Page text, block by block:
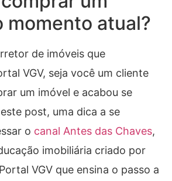
momento atual?
de imóveis que
VGV, seja você um cliente
um imóvel e acabou se
post, uma dica a se
o canal Antes das Chaves,
imobiliária criado por
VGV que ensina o passo a